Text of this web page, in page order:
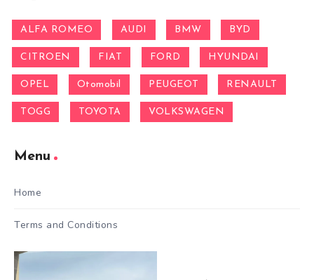
ALFA ROMEO AUDI BMW BYD
CITROEN FIAT FORD HYUNDAI
OPEL Otomobil PEUGEOT RENAULT
TOGG TOYOTA VOLKSWAGEN
Menu
Home
Terms and Conditions